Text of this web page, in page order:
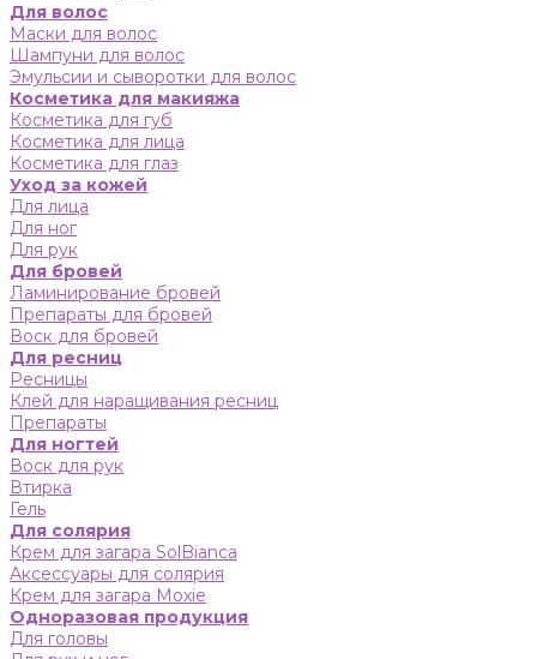
Для волос
Маски для волос
Шампуни для волос
Эмульсии и сыворотки для волос
Косметика для макияжа
Косметика для губ
Косметика для лица
Косметика для глаз
Уход за кожей
Для лица
Для ног
Для рук
Для бровей
Ламинирование бровей
Препараты для бровей
Воск для бровей
Для ресниц
Ресницы
Клей для наращивания ресниц
Препараты
Для ногтей
Воск для рук
Втирка
Гель
Для солярия
Крем для загара SolBianca
Аксессуары для солярия
Крем для загара Moxie
Одноразовая продукция
Для головы